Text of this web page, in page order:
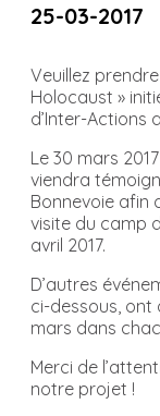
25-03-2017
Veuillez
Holocaust »
d’Inter-Actions
Le 30 mars
viendra
Bonnevoie afin
visite du camp
avril 2017.
D’autres
ci-dessous, ont
mars dans
Merci de
notre projet !